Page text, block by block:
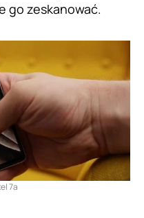
go zeskanować.
7a